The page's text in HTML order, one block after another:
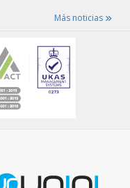
Más noticias